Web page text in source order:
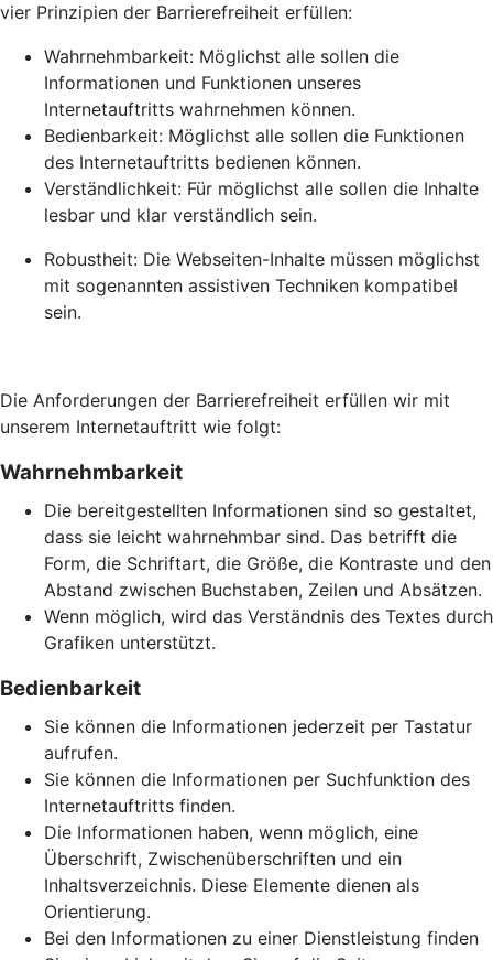
vier Prinzipien der Barrierefreiheit erfüllen:
Wahrnehmbarkeit: Möglichst alle sollen die
Informationen und Funktionen unseres
Internetauftritts wahrnehmen können.
Bedienbarkeit: Möglichst alle sollen die Funktionen
des Internetauftritts bedienen können.
Verständlichkeit: Für möglichst alle sollen die Inhalte
lesbar und klar verständlich sein.
Robustheit: Die Webseiten-Inhalte müssen möglichst
mit sogenannten assistiven Techniken kompatibel
sein.
Die Anforderungen der Barrierefreiheit erfüllen wir mit
unserem Internetauftritt wie folgt:
Wahrnehmbarkeit
Die bereitgestellten Informationen sind so gestaltet,
dass sie leicht wahrnehmbar sind. Das betrifft die
Form, die Schriftart, die Größe, die Kontraste und den
Abstand zwischen Buchstaben, Zeilen und Absätzen.
Wenn möglich, wird das Verständnis des Textes durch
Grafiken unterstützt.
Bedienbarkeit
Sie können die Informationen jederzeit per Tastatur
aufrufen.
Sie können die Informationen per Suchfunktion des
Internetauftritts finden.
Die Informationen haben, wenn möglich, eine
Überschrift, Zwischenüberschriften und ein
Inhaltsverzeichnis. Diese Elemente dienen als
Orientierung.
Bei den Informationen zu einer Dienstleistung finden